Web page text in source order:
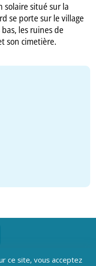
solaire situé sur la
se porte sur le village
les ruines de
son cimetière.
ce site, vous acceptez